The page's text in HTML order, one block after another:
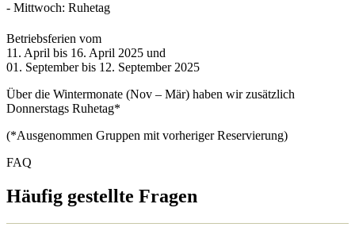
Mittwoch: Ruhetag
Betriebsferien vom
11. April bis 16. April 2025 und
01. September bis 12. September 2025
Über die Wintermonate (Nov – Mär) haben wir zusätzlich
Donnerstags Ruhetag*
(*Ausgenommen Gruppen mit vorheriger Reservierung)
FAQ
Häufig gestellte Fragen